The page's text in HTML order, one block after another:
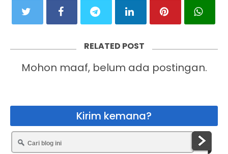
RELATED POST
Mohon maaf, belum ada postingan.
Kirim kemana?